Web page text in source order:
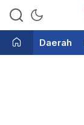
Daerah